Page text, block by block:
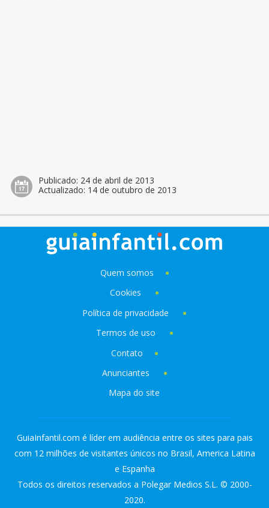
Publicado: 24 de abril de 2013
Actualizado: 14 de outubro de 2013
Quem somos
Cookies
Política de privacidade
Termos de uso
Contato
Anunciantes
Mapa do site
GuiaInfantil.com é líder em audiência entre os sites para pais
com 12 milhões de visitantes únicos no Brasil, America Latina
e Espanha
Todos os direitos reservados a Polegar Medios S.L. © 2000-
2020.